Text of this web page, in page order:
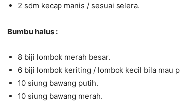
2 sdm kecap manis / sesuai selera.
Bumbu halus :
8 biji lombok merah besar.
6 biji lombok keriting / lombok kecil bila mau
10 siung bawang putih.
10 siung bawang merah.